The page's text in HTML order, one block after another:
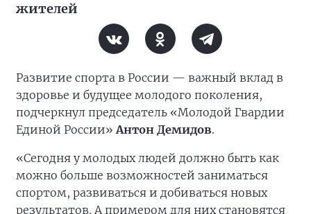
жителей
Развитие спорта в России — важный вклад в
здоровье и будущее молодого поколения,
подчеркнул председатель «Молодой Гвардии
Единой России»Антон Демидов.
«Сегодня у молодых людей должно быть как
можно больше возможностей заниматься
спортом, развиваться и добиваться новых
результатов. А примером для них становятся